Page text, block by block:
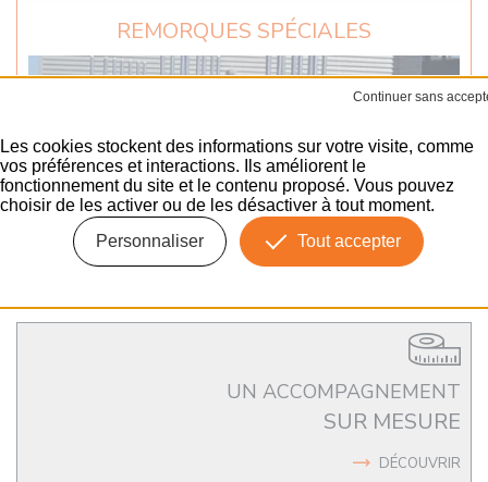
REMORQUES SPÉCIALES
Remorque
VOIR TOUT
UN ACCOMPAGNEMENT
SUR MESURE
DÉCOUVRIR
Les cookies stockent des informations sur votre visite, comme
vos préférences et interactions. Ils améliorent le
fonctionnement du site et le contenu proposé. Vous pouvez
choisir de les activer ou de les désactiver à tout moment.
Tout accepter
Personnaliser